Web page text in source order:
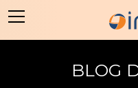
BLOG